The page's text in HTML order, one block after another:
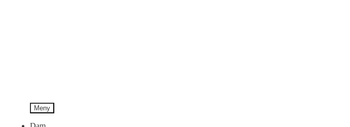
Meny